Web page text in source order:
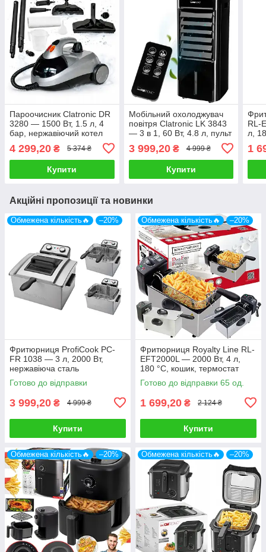
Пароочисник Clatronic DR
3280 — 1500 Вт, 1.5 л, 4
бар, нержавіючий котел
4 299,20 ₴ 5 374 ₴
Купити
Мобільний охолоджувач
повітря Clatronic LK 3843
— 3 в 1, 60 Вт, 4.8 л, пульт
3 999,20₴ 4 999 ₴
Купити
RL-
л,
1
Акційні пропозиції та новинки
Обмежена кількість🔥 –20%
Фритюрниця ProfiCook PC-
FR 1038 — 3 л, 2000 Вт,
нержавіюча сталь
Готово до відправки
3 999,20 ₴ 4 999 ₴
Купити
Обмежена кількість🔥 –20%
Фритюрниця Royalty Line RL-
EFT2000L — 2000 Вт, 4 л,
180 °C, кошик, термостат
Готово до відправки 65 од.
1 699,20 ₴ 2 124 ₴
Купити
Обмежена кількість🔥 –20% Обмежена кількість🔥 –20%